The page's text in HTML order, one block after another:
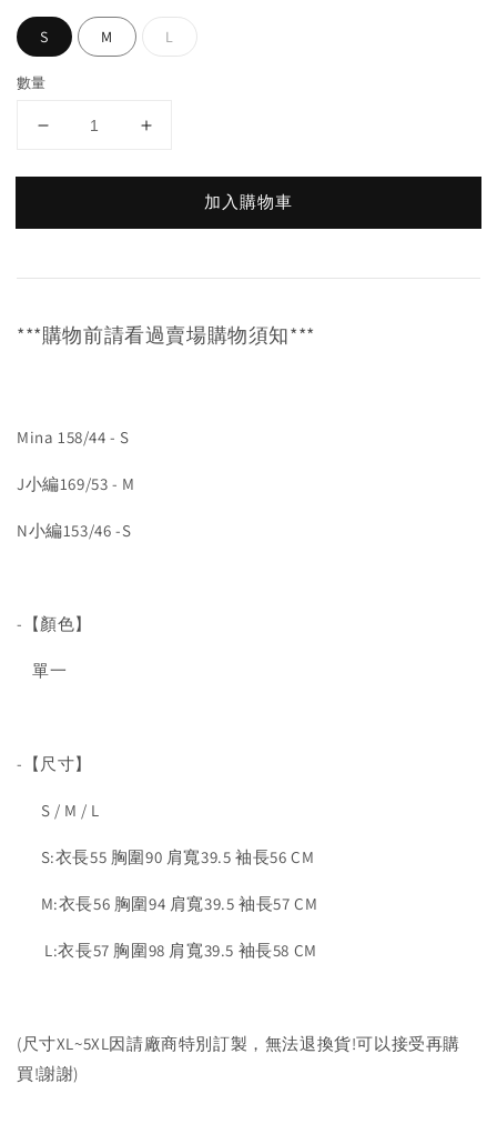
S M L
數量
加入購物車
***購物前請看過賣場購物須知***
Mina 158/44 - S
J小編169/53 - M
N小編153/46 -S
-【顏色】
單一
-【尺寸】
S / M / L
S:衣長55 胸圍90 肩寬39.5 袖長56 CM
M:衣長56 胸圍94 肩寬39.5 袖長57 CM
L:衣長57 胸圍98 肩寬39.5 袖長58 CM
(尺寸XL~5XL因請廠商特別訂製，無法退換貨!可以接受再購
買!謝謝)